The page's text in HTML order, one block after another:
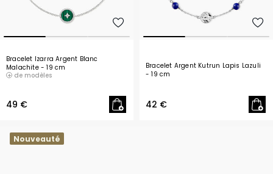
Bracelet Izarra Argent Blanc
Malachite- 19 cm
de modèles
49 €
Bracelet Argent Kutrun Lapis Lazuli
- 19 cm
42 €
Nouveauté